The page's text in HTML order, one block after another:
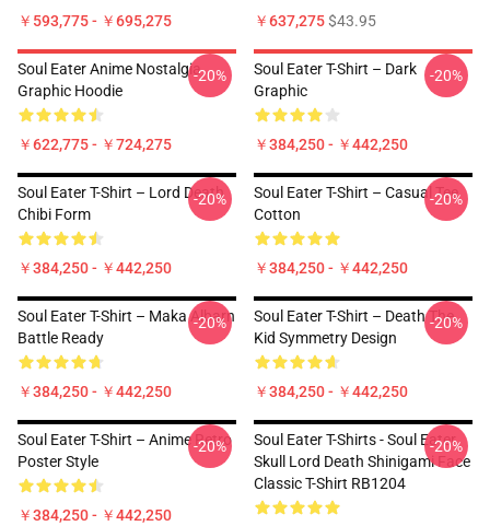
￥593,775 - ￥695,275 ￥637,275$43.95
Soul Eater Anime Nostalgia
Graphic Hoodie
￥622,775 - ￥724,275
-20%
Soul Eater T-Shirt – Dark
Graphic
￥384,250 - ￥442,250
-20%
Soul Eater T-Shirt – Lord Death
Chibi Form
￥384,250 - ￥442,250
-20%
Soul Eater T-Shirt – Casual Tee
Cotton
￥384,250 - ￥442,250
-20%
Soul Eater T-Shirt – Maka Albarn
Battle Ready
￥384,250 - ￥442,250
-20%
Soul Eater T-Shirt – Death The
Kid Symmetry Design
￥384,250 - ￥442,250
-20%
Soul Eater T-Shirt – Anime Retro
Poster Style
￥384,250 - ￥442,250
-20%
Soul Eater T-Shirts - Soul Eater
Skull Lord Death Shinigami Face
Classic T-Shirt RB1204
-20%